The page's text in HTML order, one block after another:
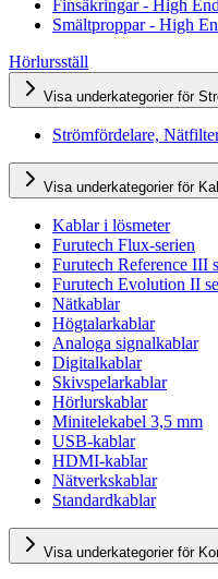
Finsäkringar - High End
Smältproppar - High
Hörlursställ
Visa underkategorier för
Strömfördelare,
Visa underkategorier för
Kablar i lösmeter
Furutech Flux-serien
Furutech Reference III
Furutech Evolution II
Nätkablar
Högtalarkablar
Analoga signalkablar
Digitalkablar
Skivspelarkablar
Hörlurskablar
Minitelekabel 3,5 mm
USB-kablar
HDMI-kablar
Nätverkskablar
Standardkablar
Visa underkategorier för